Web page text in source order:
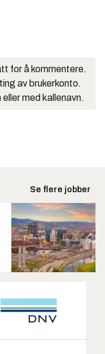
for å kommentere.
av brukerkonto.
med kallenavn.
Se flere jobber